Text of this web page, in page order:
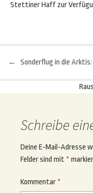
Stettiner Haff zur
←
Schreibe
Deine E-Mail-Adresse
Felder sind mit *
Kommentar *